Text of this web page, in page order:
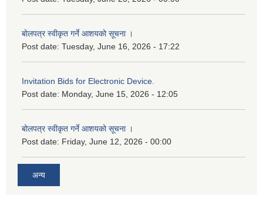
बोलपत्र स्वीकृत गर्ने आशयको सूचना ।
Post date: Tuesday, June 16, 2026 - 17:22
Invitation Bids for Electronic Device.
Post date: Monday, June 15, 2026 - 12:05
बोलपत्र स्वीकृत गर्ने आशयको सूचना ।
Post date: Friday, June 12, 2026 - 00:00
अन्य